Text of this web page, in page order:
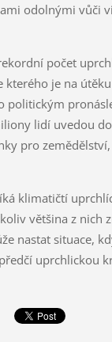
odolnými vůči
počet
kterého je na
politickým
lidí uvedou
pro
klimatičtí
většina z nich
nastat situace,
uprchlickou